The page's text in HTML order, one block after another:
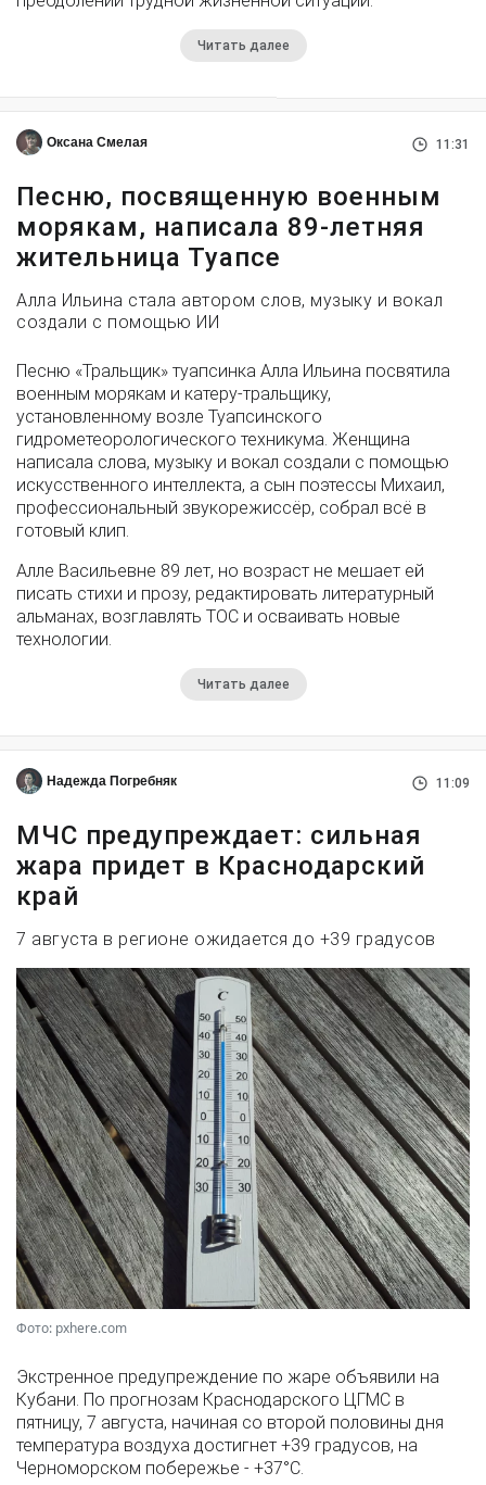
Читать далее
Оксана Смелая 11:31
Песню, посвященную военным
морякам, написала 89-летняя
жительница Туапсе
Алла Ильина стала автором слов, музыку и вокал
создали с помощью ИИ
Песню «Тральщик» туапсинка Алла Ильина посвятила
военным морякам и катеру-тральщику,
установленному возле Туапсинского
гидрометеорологического техникума. Женщина
написала слова, музыку и вокал создали с помощью
искусственного интеллекта, а сын поэтессы Михаил,
профессиональный звукорежиссёр, собрал всё в
готовый клип.
Алле Васильевне 89 лет, но возраст не мешает ей
писать стихи и прозу, редактировать литературный
альманах, возглавлять ТОС и осваивать новые
технологии.
Читать далее
Надежда Погребняк 11:09
МЧС предупреждает: сильная
жара придет в Краснодарский
край
7 августа в регионе ожидается до +39 градусов
Фото: pxhere.com
Экстренное предупреждение по жаре объявили на
Кубани. По прогнозам Краснодарского ЦГМС в
пятницу, 7 августа, начиная со второй половины дня
температура воздуха достигнет +39 градусов, на
Черноморском побережье - +37°­С.